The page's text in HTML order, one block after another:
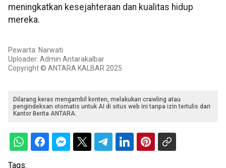
meningkatkan kesejahteraan dan kualitas hidup
mereka.
Pewarta: Narwati
Uploader: Admin Antarakalbar
Copyright © ANTARA KALBAR 2025
Dilarang keras mengambil konten, melakukan crawling atau
pengindeksan otomatis untuk AI di situs web ini tanpa izin tertulis dari
Kantor Berita ANTARA.
Tags: